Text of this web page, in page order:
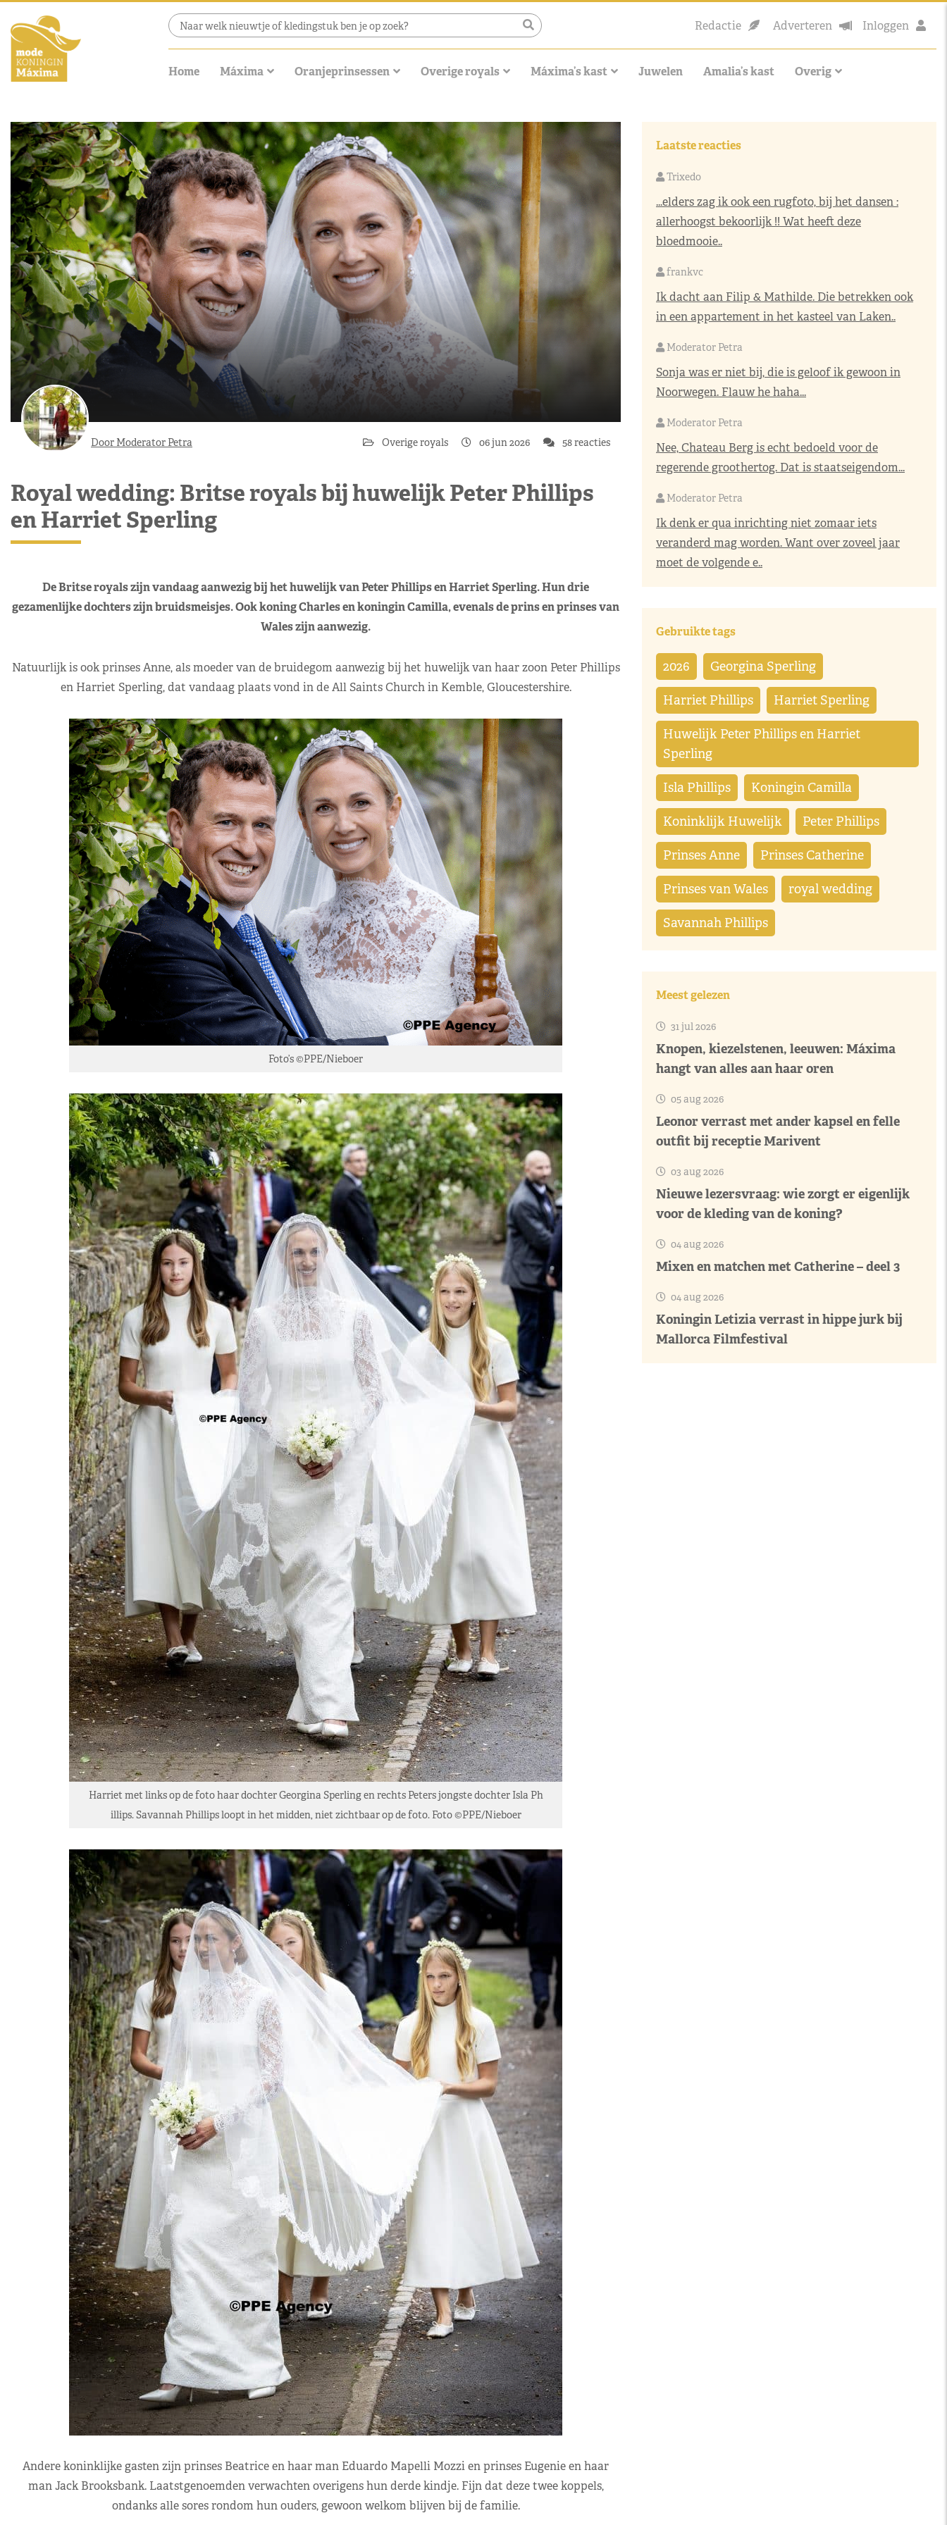
Redactie Adverteren Inloggen
Home Máxima Oranjeprinsessen Overige royals Máxima’s kast Juwelen Amalia’s kast Overig
Door Moderator Petra Overige royals 06 jun 2026 58 reacties
Royal wedding: Britse royals bij huwelijk Peter Phillips
en Harriet Sperling
De Britse royals zijn vandaag aanwezig bij het huwelijk van Peter Phillips en Harriet Sperling. Hun drie
gezamenlijke dochters zijn bruidsmeisjes. Ook koning Charles en koningin Camilla, evenals de prins en prinses van
Wales zijn aanwezig.
Natuurlijk is ook prinses Anne, als moeder van de bruidegom aanwezig bij het huwelijk van haar zoon Peter Phillips
en Harriet Sperling, dat vandaag plaats vond in de All Saints Church in Kemble, Gloucestershire.
Foto’s ©PPE/Nieboer
Harriet met links op de foto haar dochter Georgina Sperling en rechts Peters jongste dochter Isla Ph
illips. Savannah Phillips loopt in het midden, niet zichtbaar op de foto. Foto ©PPE/Nieboer
Andere koninklijke gasten zijn prinses Beatrice en haar man Eduardo Mapelli Mozzi en prinses Eugenie en haar
man Jack Brooksbank. Laatstgenoemden verwachten overigens hun derde kindje. Fijn dat deze twee koppels,
ondanks alle sores rondom hun ouders, gewoon welkom blijven bij de familie.
Laatste reacties
Trixedo
...elders zag ik ook een rugfoto, bij het dansen :
allerhoogst bekoorlijk !! Wat heeft deze
bloedmooie..
frankvc
Ik dacht aan Filip & Mathilde. Die betrekken ook
in een appartement in het kasteel van Laken..
Moderator Petra
Sonja was er niet bij, die is geloof ik gewoon in
Noorwegen. Flauw he haha...
Moderator Petra
Nee, Chateau Berg is echt bedoeld voor de
regerende groothertog. Dat is staatseigendom...
Moderator Petra
Ik denk er qua inrichting niet zomaar iets
veranderd mag worden. Want over zoveel jaar
moet de volgende e..
Gebruikte tags
2026 Georgina Sperling
Harriet Phillips Harriet Sperling
Huwelijk Peter Phillips en Harriet
Sperling
Isla Phillips Koningin Camilla
Koninklijk Huwelijk Peter Phillips
Prinses Anne Prinses Catherine
Prinses van Wales royal wedding
Savannah Phillips
Meest gelezen
31 jul 2026
Knopen, kiezelstenen, leeuwen: Máxima
hangt van alles aan haar oren
05 aug 2026
Leonor verrast met ander kapsel en felle
outfit bij receptie Marivent
03 aug 2026
Nieuwe lezersvraag: wie zorgt er eigenlijk
voor de kleding van de koning?
04 aug 2026
Mixen en matchen met Catherine – deel 3
04 aug 2026
Koningin Letizia verrast in hippe jurk bij
Mallorca Filmfestival